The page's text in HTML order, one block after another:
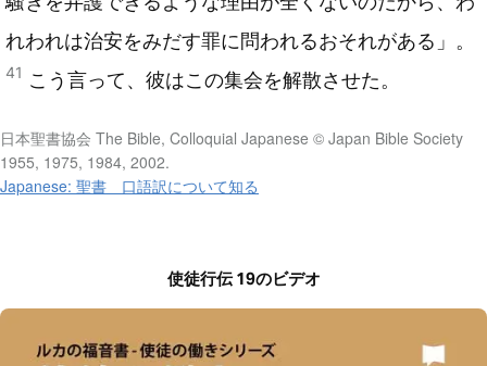
れわれは治安をみだす罪に問われるおそれがある」。
41 こう言って、彼はこの集会を解散させた。
日本聖書協会 The Bible, Colloquial Japanese © Japan Bible Society
1955, 1975, 1984, 2002.
Japanese: 聖書 口語訳について知る
使徒行伝 19のビデオ